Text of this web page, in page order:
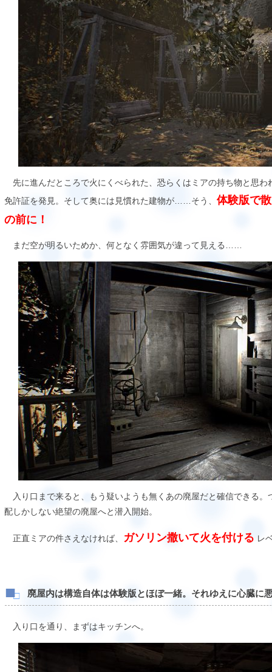
先に進んだところで火にくべられた、恐らくはミアの持ち物と思わ
免許証を発見。そして奥には見慣れた建物が……そう、 体験版で
の前に！
まだ空が明るいためか、何となく雰囲気が違って見える……
入り口まで来ると、もう疑いようも無くあの廃屋だと確信できる。
配しかしない絶望の廃屋へと潜入開始。
正直ミアの件さえなければ、 ガソリン撒いて火を付ける レ
廃屋内は構造自体は体験版とほぼ一緒。それゆえに心臓
入り口を通り、まずはキッチンへ。